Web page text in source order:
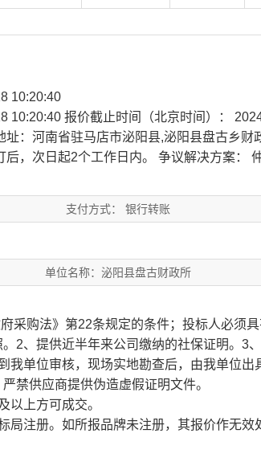
10:20:40
10:20:40 报价截止时间（北京时间）：
址：河南省驻马店市泌阳县,泌阳县盘古乡财
，次日起2个工作日内。
争议解决方案：
支付方式： 银行转账
单位名称：泌阳县盘古财政所
采购法》第22条规定的条件；投标人必须
2、提供近半年来公司缴纳的社保证明。3
我单位审核，现场实地勘查后，由我单位
禁供应商提供伪造虚假证明文件。
以上方可成交。
注册。如所报品牌未注册，其报价作无效